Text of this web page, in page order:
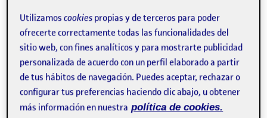
Visibilidad:
Pública-Fecha de publicación
2 Feb 202324 marzo, 2023 5:08 pm
-comentarioen PEC 4. MOSTRAR Y TESTEAR
Utilizamoscookies propias y de terceros para poder
ofrecerte correctamente todas las funcionalidades del
sitio web, con fines analíticos y para mostrarte publicidad
personalizada de acuerdo con un perfil elaborado a partir
de tus hábitos de navegación. Puedes aceptar, rechazar o
configurar tus preferencias haciendo clic abajo, u obtener
más información en nuestra política de cookies.